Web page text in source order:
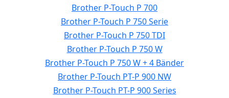
Brother P-Touch P 700
Brother P-Touch P 750 Serie
Brother P-Touch P 750 TDI
Brother P-Touch P 750 W
Brother P-Touch P 750 W + 4 Bänder
Brother P-Touch PT-P 900 NW
Brother P-Touch PT-P 900 Series